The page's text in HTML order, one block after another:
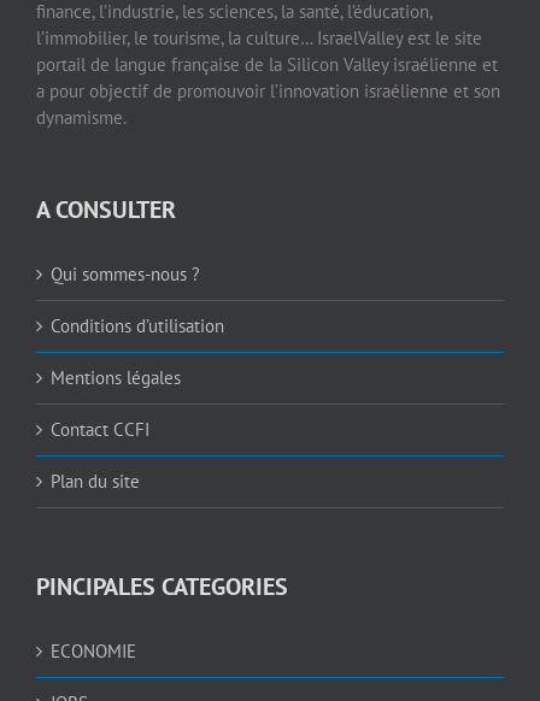
portail de langue française de la Silicon Valley israélienne et
a pour objectif de promouvoir l’innovation israélienne et son
dynamisme.
Qui sommes-nous ?
Conditions d’utilisation
Mentions légales
Contact CCFI
Plan du site
ECONOMIE
JOBS